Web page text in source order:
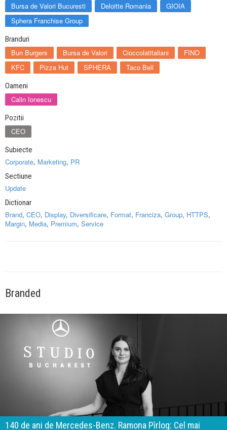
Bursa de Valori Bucuresti Deloitte Romania
GIOIA
Sphera Franchise Group
Branduri
Bun Burgers Bursa de Valori Cioccolatitaliani
FINO
KFC
Pizza Hut SPHERA Taco Bell
Oameni
Calin Ionescu
Pozitii
CEO
Subiecte
Corporate, Marketing, PR
Sectiune
Update
Dictionar
Brand, CEO, Display, Diversificare, Format, Franciza, Group, HTTPS,
Margin, Media, Premium, Service
Branded
140 de ani de Mercedes-Benz. Ramona Pîrlog: Cel mai